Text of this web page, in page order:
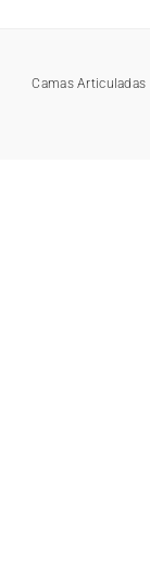
Camas Articuladas